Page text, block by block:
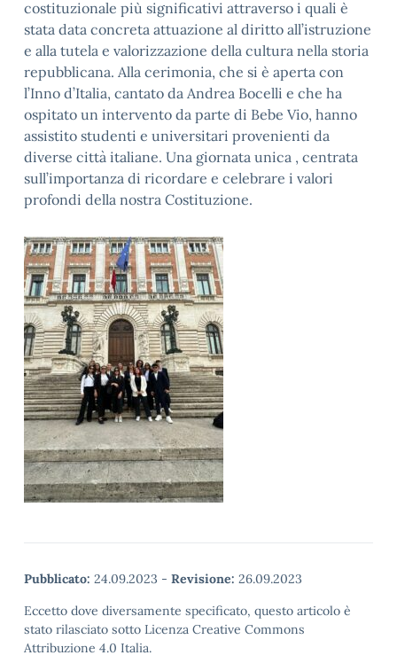
costituzionale più significativi attraverso i quali è
stata data concreta attuazione al diritto all’istruzione
e alla tutela e valorizzazione della cultura nella storia
repubblicana. Alla cerimonia, che si è aperta con
l’Inno d’Italia, cantato da Andrea Bocelli e che ha
ospitato un intervento da parte di Bebe Vio, hanno
assistito studenti e universitari provenienti da
diverse città italiane. Una giornata unica , centrata
sull’importanza di ricordare e celebrare i valori
profondi della nostra Costituzione.
Pubblicato: 24.09.2023 - Revisione: 26.09.2023
Eccetto dove diversamente specificato, questo articolo è
stato rilasciato sotto Licenza Creative Commons
Attribuzione 4.0 Italia.